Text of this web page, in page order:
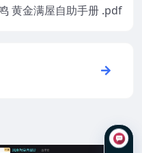
白鹤鸣 黄金满屋自助手册 .pdf